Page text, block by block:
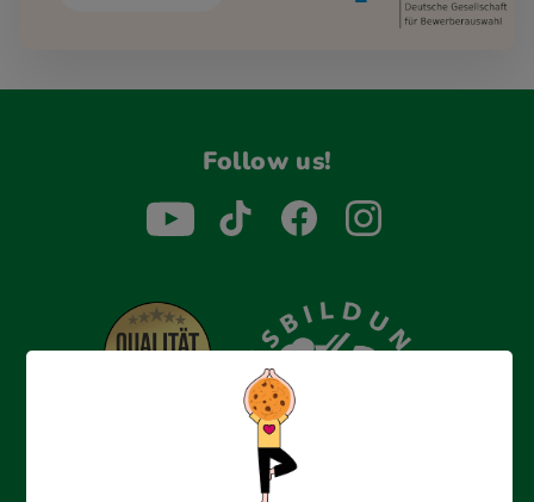
Follow us!
Erfolgreich bewerben mit Ausbildungspark: Wir